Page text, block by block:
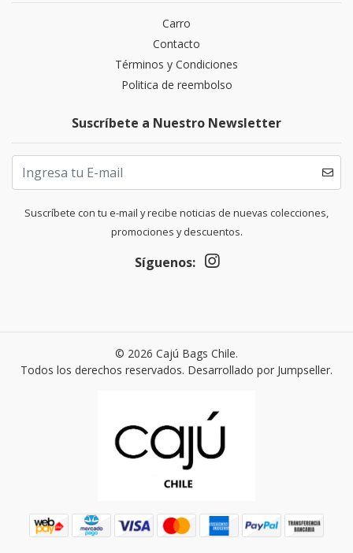
Carro
Contacto
Términos y Condiciones
Politica de reembolso
Suscríbete a Nuestro Newsletter
Suscríbete con tu e-mail y recibe noticias de nuevas colecciones,
promociones y descuentos.
Síguenos:
© 2026 Cajú Bags Chile.
Todos los derechos reservados. Desarrollado por Jumpseller.